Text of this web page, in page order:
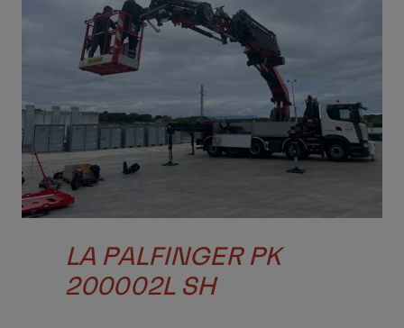
LA PALFINGER PK
200002L SH